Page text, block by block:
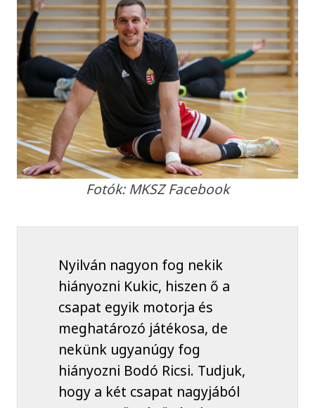
Fotók: MKSZ Facebook
Nyilván nagyon fog nekik
hiányozni Kukic, hiszen ő a
csapat egyik motorja és
meghatározó játékosa, de
nekünk ugyanúgy fog
hiányozni Bodó Ricsi. Tudjuk,
hogy a két csapat nagyjából